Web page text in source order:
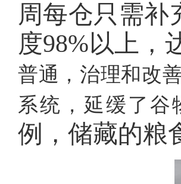
周每仓只需补
度98%以上，
普通，治理和改
系统，延缓了谷
例，储藏的粮